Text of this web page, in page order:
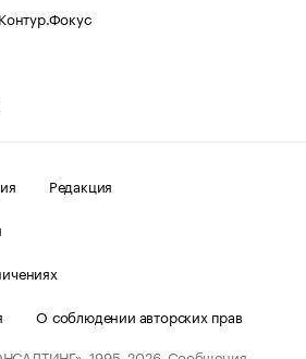
Редакция
О соблюдении авторских прав